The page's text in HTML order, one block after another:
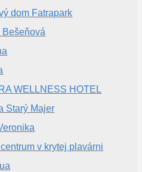
dom Fatrapark
Bešeňová
WELLNESS HOTEL
Starý Majer
v krytej plavárni